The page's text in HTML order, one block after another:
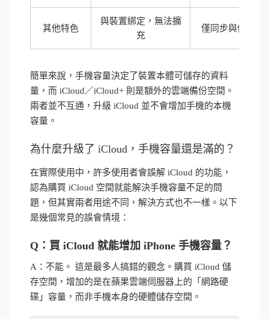
其他特色
與裝置綁定，無法擴
充
僅同步與備份功
簡單來說，手機容量決定了裝置本體可儲存的資料
量，而 iCloud／iCloud+ 則是額外的雲端備份空間。
兩者並不互通，升級 iCloud 並不會增加手機的本機
容量。
為什麼升級了 iCloud，手機容量還是滿的？
在實際使用中，許多使用者會誤解 iCloud 的功能，
認為購買 iCloud 空間就能解決手機容量不足的問
題，但其實兩者用途不同，解決方式也不一樣。以下
是幾個常見的誤會情境：
Q：買 iCloud 就能增加 iPhone 手機容量？
A：不能。 這是最多人搞錯的觀念。購買 iCloud 儲
存空間，增加的是在蘋果雲端伺服器上的「網路硬
碟」容量，而非手機本身的硬體儲存空間。